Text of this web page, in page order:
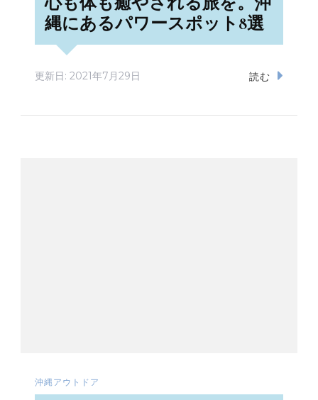
縄にあるパワースポット8選
更新日: 2021年7月29日 読む
沖縄アウトドア